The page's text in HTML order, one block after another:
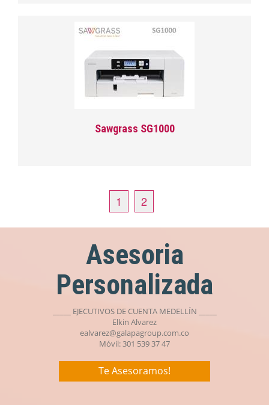
Sawgrass SG1000
1 2
Asesoria
Personalizada
_____ EJECUTIVOS DE CUENTA MEDELLÍN _____
Elkin Alvarez
ealvarez@galapagroup.com.co
Móvil: 301 539 37 47
Te Asesoramos!